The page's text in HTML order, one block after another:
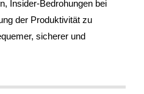
Insider-Bedrohungen bei
der Produktivität zu
sicherer und